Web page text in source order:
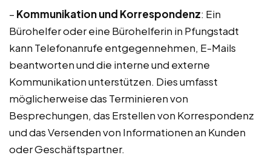
– Kommunikation und Korrespondenz: Ein
Bürohelfer oder eine Bürohelferin in Pfungstadt
kann Telefonanrufe entgegennehmen, E-Mails
beantworten und die interne und externe
Kommunikation unterstützen. Dies umfasst
möglicherweise das Terminieren von
Besprechungen, das Erstellen von Korrespondenz
und das Versenden von Informationen an Kunden
oder Geschäftspartner.